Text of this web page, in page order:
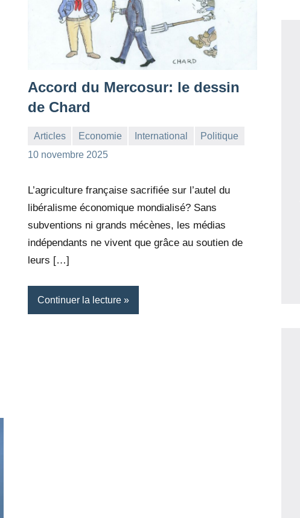
Accord du Mercosur: le dessin
de Chard
Articles Economie International
Politique
10 novembre 2025
la
Aucun
L’agriculture française sacrifiée sur l’autel du
libéralisme économique mondialisé? Sans
subventions ni grands mécènes, les médias
indépendants ne vivent que grâce au soutien de
leurs […]
Continuer la lecture